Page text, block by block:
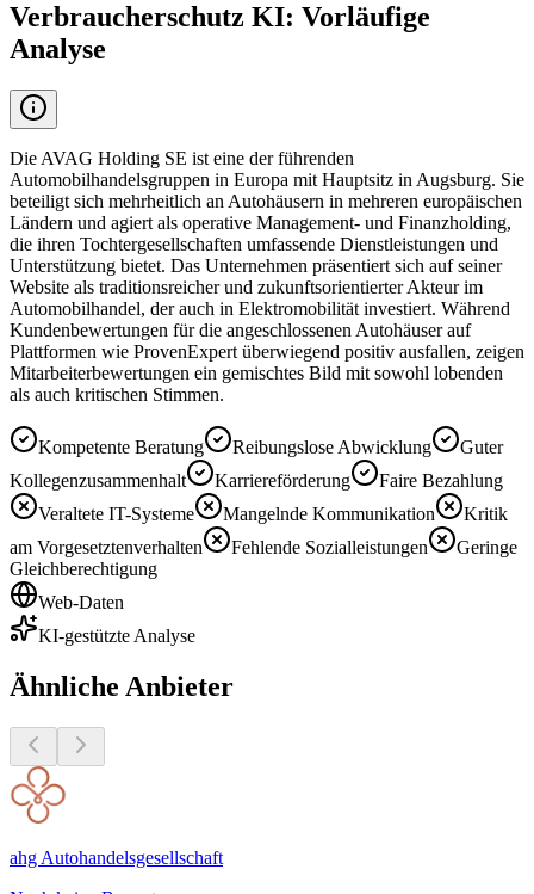
Verbraucherschutz KI: Vorläufige
Analyse
Die AVAG Holding SE ist eine der führenden
Automobilhandelsgruppen in Europa mit Hauptsitz in Augsburg. Sie
beteiligt sich mehrheitlich an Autohäusern in mehreren europäischen
Ländern und agiert als operative Management- und Finanzholding,
die ihren Tochtergesellschaften umfassende Dienstleistungen und
Unterstützung bietet. Das Unternehmen präsentiert sich auf seiner
Website als traditionsreicher und zukunftsorientierter Akteur im
Automobilhandel, der auch in Elektromobilität investiert. Während
Kundenbewertungen für die angeschlossenen Autohäuser auf
Plattformen wie ProvenExpert überwiegend positiv ausfallen, zeigen
Mitarbeiterbewertungen ein gemischtes Bild mit sowohl lobenden
als auch kritischen Stimmen.
Kompetente Beratung Reibungslose Abwicklung
Guter
Kollegenzusammenhalt
Karriereförderung
Faire Bezahlung
Veraltete IT-Systeme
Mangelnde Kommunikation
Kritik
am Vorgesetztenverhalten
Fehlende Sozialleistungen
Geringe
Gleichberechtigung
Web-Daten
KI-gestützte Analyse
Ähnliche Anbieter
ahg Autohandelsgesellschaft